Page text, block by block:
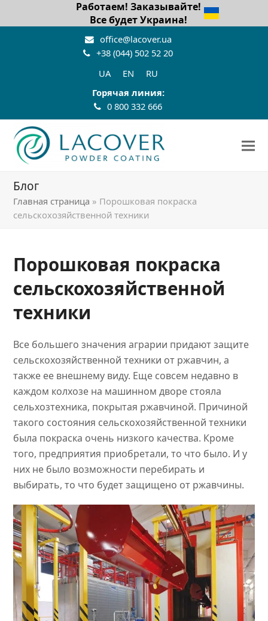
Работаем! Заказывайте!
Все будет Украина!
office@lacover.ua
+38 (044) 502 52 20
UA
EN
RU
Горячая линия:
0 800 332 666
Блог
Главная страница » Порошковая покраска
сельскохозяйственной техники
Порошковая покраска
сельскохозяйственной
техники
Все большего значения аграрии придают защите
сельскохозяйственной техники от ржавчин, а
также ее внешнему виду. Еще совсем недавно в
каждом колхозе на машинном дворе стояла
сельхозтехника, покрытая ржавчиной. Причиной
такого состояния сельскохозяйственной техники
была покраска очень низкого качества. Кроме
того, предприятия приобретали, то что было. И у
них не было возможности перебирать и
выбирать, то что будет защищено от ржавчины.